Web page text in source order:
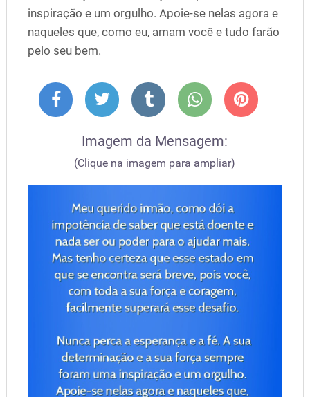
inspiração e um orgulho. Apoie-se nelas agora e
naqueles que, como eu, amam você e tudo farão
pelo seu bem.
Imagem da Mensagem:
(Clique na imagem para ampliar)